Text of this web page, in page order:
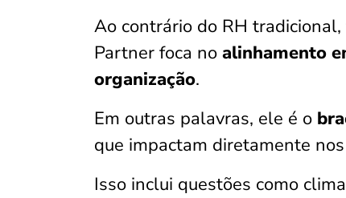
Ao contrário do RH
Partner foca no alinhamento
organização.
Em outras palavras, ele é o
que impactam diretamente
Isso inclui questões como